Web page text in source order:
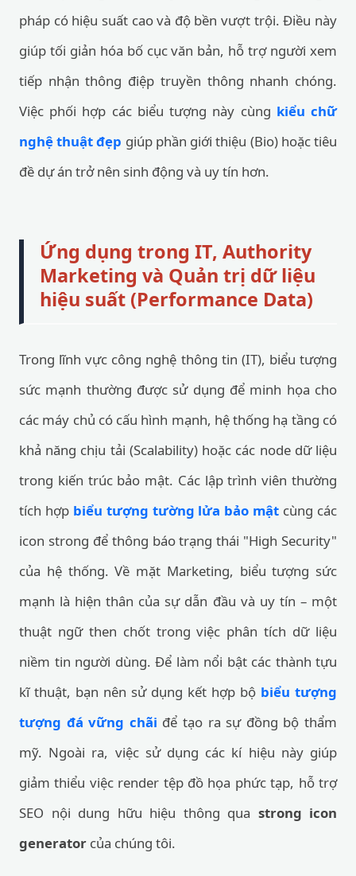
pháp có hiệu suất cao và độ bền vượt trội. Điều này
giúp tối giản hóa bố cục văn bản, hỗ trợ người xem
tiếp nhận thông điệp truyền thông nhanh chóng.
Việc phối hợp các biểu tượng này cùng kiểu chữ
nghệ thuật đẹp giúp phần giới thiệu (Bio) hoặc tiêu
đề dự án trở nên sinh động và uy tín hơn.
Ứng dụng trong IT, Authority
Marketing và Quản trị dữ liệu
hiệu suất (Performance Data)
Trong lĩnh vực công nghệ thông tin (IT), biểu tượng
sức mạnh thường được sử dụng để minh họa cho
các máy chủ có cấu hình mạnh, hệ thống hạ tầng có
khả năng chịu tải (Scalability) hoặc các node dữ liệu
trong kiến trúc bảo mật. Các lập trình viên thường
tích hợp biểu tượng tường lửa bảo mật cùng các
icon strong để thông báo trạng thái "High Security"
của hệ thống. Về mặt Marketing, biểu tượng sức
mạnh là hiện thân của sự dẫn đầu và uy tín – một
thuật ngữ then chốt trong việc phân tích dữ liệu
niềm tin người dùng. Để làm nổi bật các thành tựu
kĩ thuật, bạn nên sử dụng kết hợp bộ biểu tượng
tượng đá vững chãi để tạo ra sự đồng bộ thẩm
mỹ. Ngoài ra, việc sử dụng các kí hiệu này giúp
giảm thiểu việc render tệp đồ họa phức tạp, hỗ trợ
SEO nội dung hữu hiệu thông qua strong icon
generator của chúng tôi.